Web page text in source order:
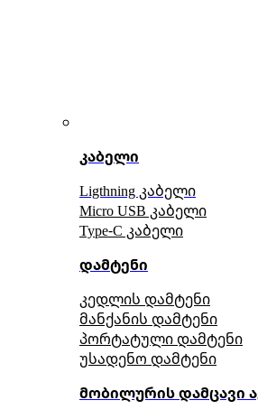
კაბელი
Ligthning კაბელი
Micro USB კაბელი
Type-C კაბელი
დამტენი
კედლის დამტენი
მანქანის დამტენი
პორტატული დამტენი
უსადენო დამტენი
მობილურის დამცავი